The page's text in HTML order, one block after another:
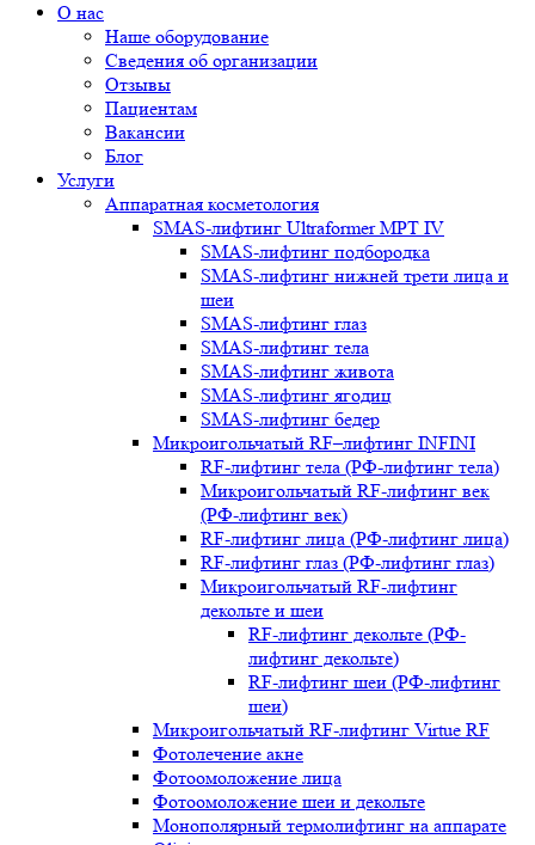
О нас
Наше оборудование
Сведения об организации
Отзывы
Пациентам
Вакансии
Блог
Услуги
Аппаратная косметология
SMAS-лифтинг Ultraformer MPT IV
SMAS-лифтинг подбородка
SMAS-лифтинг нижней трети лица и
шеи
SMAS-лифтинг глаз
SMAS-лифтинг тела
SMAS-лифтинг живота
SMAS-лифтинг ягодиц
SMAS-лифтинг бедер
Микроигольчатый RF–лифтинг INFINI
RF-лифтинг тела (РФ-лифтинг тела)
Микроигольчатый RF-лифтинг век
(РФ-лифтинг век)
RF-лифтинг лица (РФ-лифтинг лица)
RF-лифтинг глаз (РФ-лифтинг глаз)
Микроигольчатый RF-лифтинг
декольте и шеи
RF-лифтинг декольте (РФ-
лифтинг декольте)
RF-лифтинг шеи (РФ-лифтинг
шеи)
Микроигольчатый RF-лифтинг Virtue RF
Фотолечение акне
Фотоомоложение лица
Фотоомоложение шеи и декольте
Монополярный термолифтинг на аппарате